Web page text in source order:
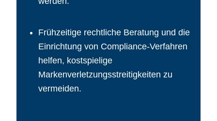
Frühzeitige rechtliche Beratung und die
Einrichtung von Compliance-Verfahren
helfen, kostspielige
Markenverletzungsstreitigkeiten zu
vermeiden.